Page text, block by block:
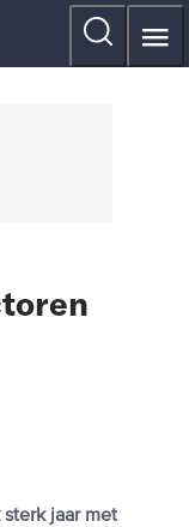
sterk jaar met